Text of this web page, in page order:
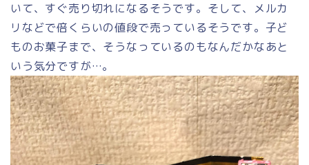
いて、すぐ売り切れになるそうです。そして、メルカ
リなどで倍くらいの値段で売っているそうです。子ど
ものお菓子まで、そうなっているのもなんだかなあと
いう気分ですが…。